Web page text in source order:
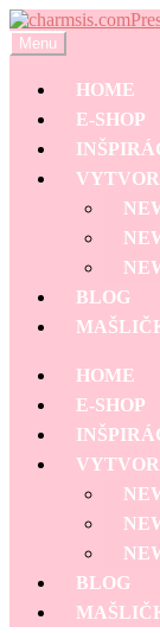
Menu
HOME
E-SHOP
BLOG
HOME
E-SHOP
BLOG